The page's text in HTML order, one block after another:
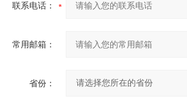
联系电话：
常用邮箱：
省份：